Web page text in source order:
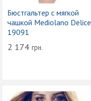
Бюстгальтер с мягкой
чашкой Mediolano Delice
19091
2 174 грн.